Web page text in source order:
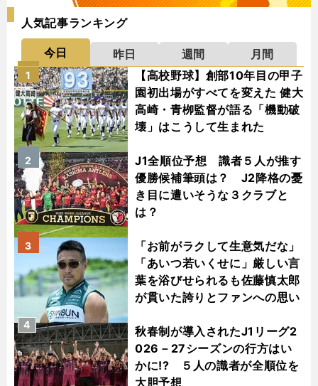
人気記事ランキング
今日 昨日 週間
月間
【高校野球】創部10年目の甲子
園初出場がすべてを変えた 健大
高崎・青栁監督が語る「機動破
壊」はこうして生まれた
1
J1全順位予想 識者５人が推す
優勝候補筆頭は？ J2降格の憂
き目に遭いそうな３クラブと
は？
2
「お前がラクして生意気だな」
「あいつ若いくせに」厳しい言
葉を浴びせられるも佐藤慎太郎
が貫いた誇りとファンへの思い
3
秋春制が導入されたJ1リーグ2
026－27シーズンの行方はい
かに!? ５人の識者が全順位を
大胆予想
4